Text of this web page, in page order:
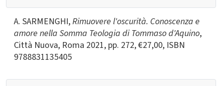
A. SARMENGHI,Rimuovere l'oscurità. Conoscenza e
amore nella Somma Teologia di Tommaso d'Aquino,
Città Nuova, Roma 2021, pp. 272, €27,00, ISBN
9788831135405